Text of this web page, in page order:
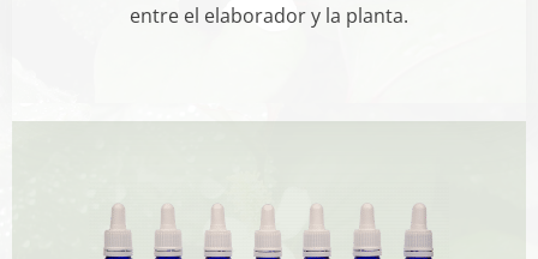
entre el elaborador y la planta.